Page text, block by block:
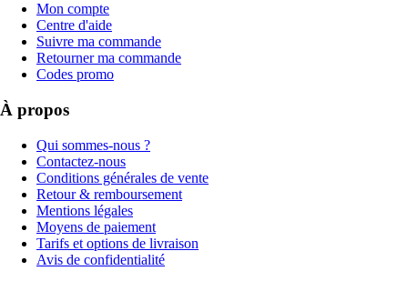
Mon compte
Centre d'aide
Suivre ma commande
Retourner ma commande
Codes promo
À propos
Qui sommes-nous ?
Contactez-nous
Conditions générales de vente
Retour & remboursement
Mentions légales
Moyens de paiement
Tarifs et options de livraison
Avis de confidentialité